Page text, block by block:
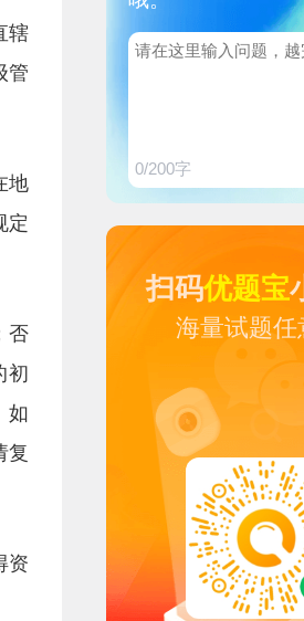
辖
管
地
定
否
初
如
复
资
0/200字
扫码优题宝
海量试题任